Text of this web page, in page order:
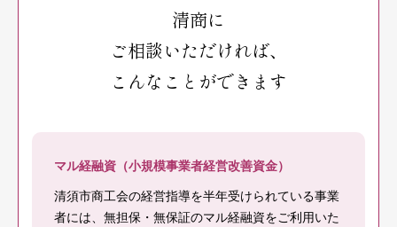
清商に
ご相談いただければ、
こんなことができます
マル経融資（小規模事業者経営改善資金）
清須市商工会の経営指導を半年受けられている事業
者には、無担保・無保証のマル経融資をご利用いた